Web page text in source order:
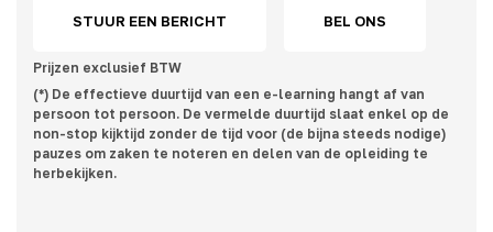
STUUR EEN BERICHT BEL ONS
Prijzen exclusief BTW
(*) De effectieve duurtijd van een e-learning hangt af van
persoon tot persoon. De vermelde duurtijd slaat enkel op de
non-stop kijktijd zonder de tijd voor (de bijna steeds nodige)
pauzes om zaken te noteren en delen van de opleiding te
herbekijken.